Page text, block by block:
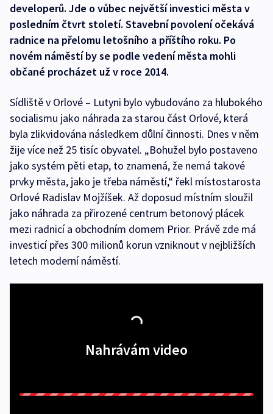
developerů. Jde o vůbec největší investici města v
posledním čtvrt století. Stavební povolení očekává
radnice na přelomu letošního a příštího roku. Po
novém náměstí by se podle vedení města mohli
občané procházet už v roce 2014.
Sídliště v Orlové – Lutyni bylo vybudováno za hlubokého
socialismu jako náhrada za starou část Orlové, která
byla zlikvidována následkem důlní činnosti. Dnes v něm
žije více než 25 tisíc obyvatel. „Bohužel bylo postaveno
jako systém pěti etap, to znamená, že nemá takové
prvky města, jako je třeba náměstí,“ řekl místostarosta
Orlové Radislav Mojžíšek. Až doposud místním sloužil
jako náhrada za přirozené centrum betonový plácek
mezi radnicí a obchodním domem Prior. Právě zde má
investicí přes 300 milionů korun vzniknout v nejbližších
letech moderní náměstí.
Nahrávám video